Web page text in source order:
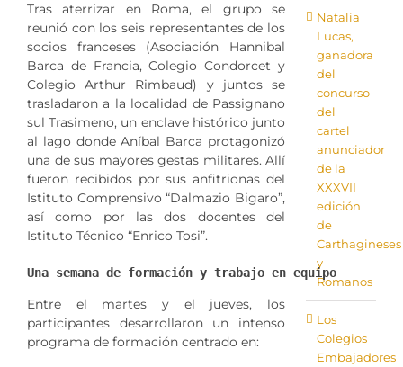
Tras aterrizar en Roma, el grupo se
reunió con los seis representantes de los
socios franceses (Asociación Hannibal
Barca de Francia, Colegio Condorcet y
Colegio Arthur Rimbaud) y juntos se
trasladaron a la localidad de Passignano
sul Trasimeno, un enclave histórico junto
al lago donde Aníbal Barca protagonizó
una de sus mayores gestas militares. Allí
fueron recibidos por sus anfitrionas del
Istituto Comprensivo “Dalmazio Bigaro”,
así como por las dos docentes del
Istituto Técnico “Enrico Tosi”.
Una semana de formación y trabajo en equipo
Entre el martes y el jueves, los
participantes desarrollaron un intenso
programa de formación centrado en:
Natalia
Lucas,
ganadora
del
concurso
del
cartel
anunciador
de la
XXXVII
edición
de
Carthagineses
y
Romanos
Los
Colegios
Embajadores